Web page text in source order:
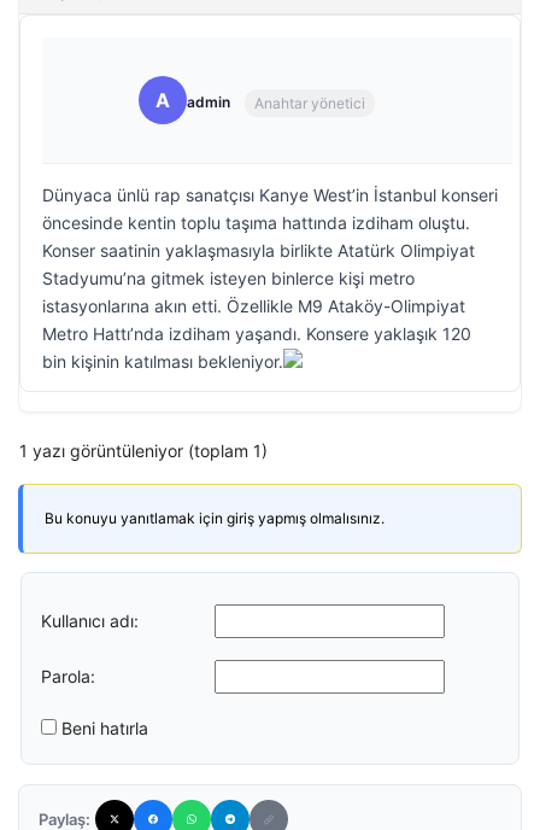
A admin Anahtar yönetici
Dünyaca ünlü rap sanatçısı Kanye West’in İstanbul konseri
öncesinde kentin toplu taşıma hattında izdiham oluştu.
Konser saatinin yaklaşmasıyla birlikte Atatürk Olimpiyat
Stadyumu’na gitmek isteyen binlerce kişi metro
istasyonlarına akın etti. Özellikle M9 Ataköy-Olimpiyat
Metro Hattı’nda izdiham yaşandı. Konsere yaklaşık 120
bin kişinin katılması bekleniyor.
1 yazı görüntüleniyor (toplam 1)
Bu konuyu yanıtlamak için giriş yapmış olmalısınız.
Kullanıcı adı:
Parola:
Beni hatırla
Paylaş: